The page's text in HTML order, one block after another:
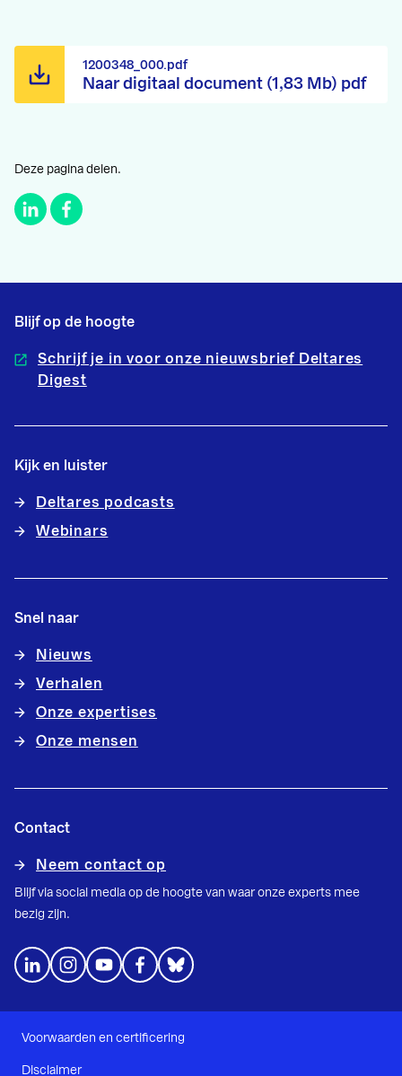
Naar digitaal document (1,83 Mb) pdf
1200348_000.pdf
Deze pagina delen.
Blijf op de hoogte
Schrijf je in voor onze nieuwsbrief Deltares
Digest
Kijk en luister
Deltares podcasts
Webinars
Snel naar
Nieuws
Verhalen
Onze expertises
Onze mensen
Contact
Neem contact op
Blijf via social media op de hoogte van waar onze experts mee
bezig zijn.
Voorwaarden en certificering
Disclaimer